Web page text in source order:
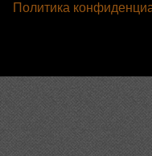
Политика